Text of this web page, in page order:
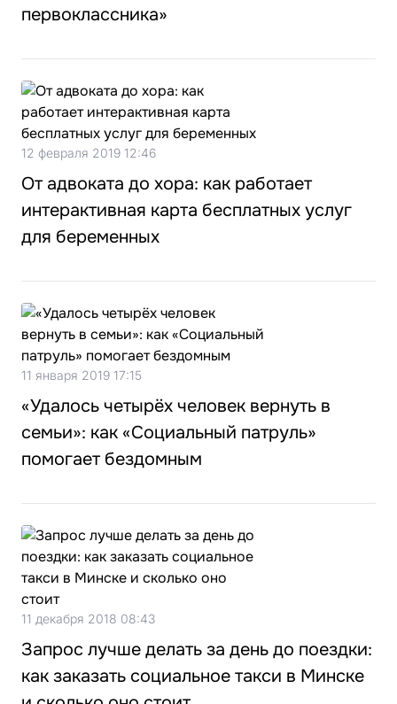
первоклассника»
12 февраля 2019 12:46
От адвоката до хора: как работает
интерактивная карта бесплатных услуг
для беременных
11 января 2019 17:15
«Удалось четырёх человек вернуть в
семьи»: как «Социальный патруль»
помогает бездомным
11 декабря 2018 08:43
Запрос лучше делать за день до поездки:
как заказать социальное такси в Минске